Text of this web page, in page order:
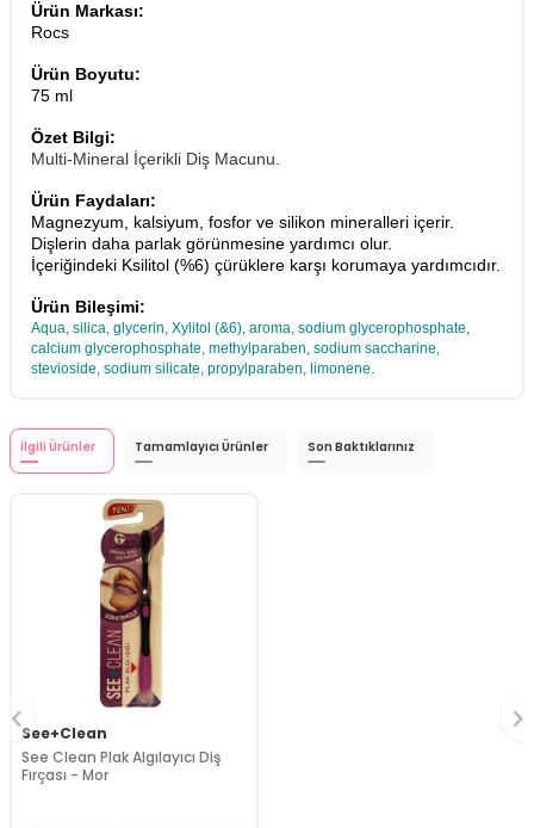
Ürün Markası:
Rocs
Ürün Boyutu:
75 ml
Özet Bilgi:
Multi-Mineral İçerikli Diş Macunu.
Ürün Faydaları:
Magnezyum, kalsiyum, fosfor ve silikon mineralleri içerir.
Dişlerin daha parlak görünmesine yardımcı olur.
İçeriğindeki Ksilitol (%6) çürüklere karşı korumaya yardımcıdır.
Ürün Bileşimi:
Aqua, silica, glycerin, Xylitol (&6), aroma, sodium glycerophosphate,
calcium glycerophosphate, methylparaben, sodium saccharine,
stevioside, sodium silicate, propylparaben, limonene.
İlgili Ürünler Tamamlayıcı Ürünler Son Baktıklarınız
See+Clean
See Clean Plak Algılayıcı Diş
Fırçası - Mor